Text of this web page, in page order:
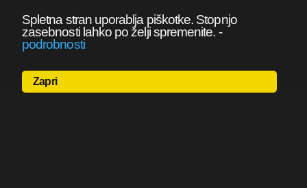
Spletna stran uporablja piškotke. Stopnjo
zasebnosti lahko po želji spremenite. -
podrobnosti
Zapri